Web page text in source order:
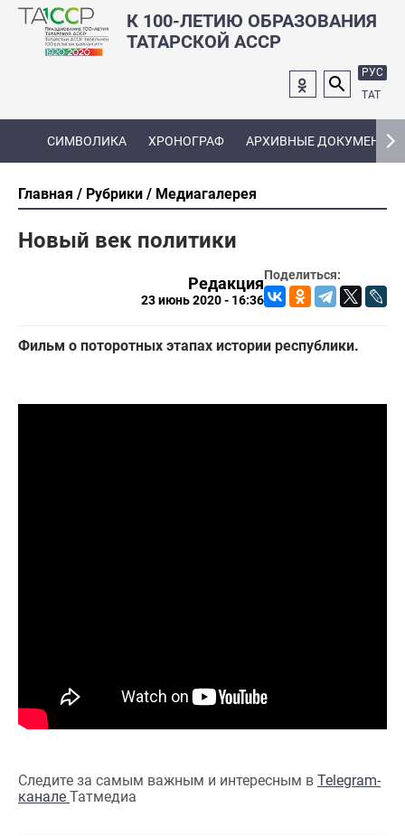
К 100-ЛЕТИЮ ОБРАЗОВАНИЯ
ТАТАРСКОЙ АССР
РУС
ТАТ
СИМВОЛИКА ХРОНОГРАФ АРХИВНЫЕ ДОКУМЕНТЫ
Главная Рубрики Медиагалерея
Новый век политики
Поделиться:
Редакция
23 июнь 2020 - 16:36
Фильм о поторотных этапах истории республики.
Следите за самым важным и интересным в Telegram-
канале Татмедиа